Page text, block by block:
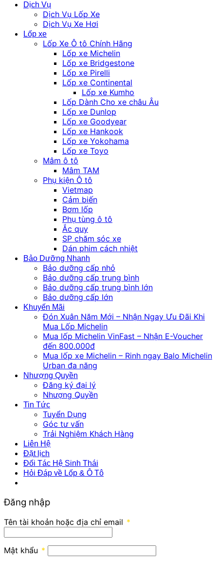
Dịch Vụ
Dịch Vụ Lốp Xe
Dịch Vụ Xe Hơi
Lốp xe
Lốp Xe Ô tô Chính Hãng
Lốp xe Michelin
Lốp xe Bridgestone
Lốp xe Pirelli
Lốp xe Continental
Lốp xe Kumho
Lốp Dành Cho xe châu Âu
Lốp xe Dunlop
Lốp xe Goodyear
Lốp xe Hankook
Lốp xe Yokohama
Lốp xe Toyo
Mâm ô tô
Mâm TAM
Phụ kiện Ô tô
Vietmap
Cảm biến
Bơm lốp
Phụ tùng ô tô
Ắc quy
SP chăm sóc xe
Dán phim cách nhiệt
Bảo Dưỡng Nhanh
Bảo dưỡng cấp nhỏ
Bảo dưỡng cấp trung bình
Bảo dưỡng cấp trung bình lớn
Bảo dưỡng cấp lớn
Khuyến Mãi
Đón Xuân Năm Mới – Nhận Ngay Ưu Đãi Khi
Mua Lốp Michelin
Mua lốp Michelin VinFast – Nhận E-Voucher
đến 800.000đ
Mua lốp xe Michelin – Rinh ngay Balo Michelin
Urban đa năng
Nhượng Quyền
Đăng ký đại lý
Nhượng Quyền
Tin Tức
Tuyển Dụng
Góc tư vấn
Trải Nghiệm Khách Hàng
Liên Hệ
Đặt lịch
Đối Tác Hệ Sinh Thái
Hỏi Đáp về Lốp & Ô Tô
Đăng nhập
Tên tài khoản hoặc địa chỉ email *
Mật khẩu *